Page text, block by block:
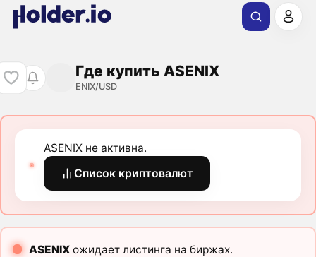
Где купить ASENIX
ENIX/USD
ASENIX не активна.
Список криптовалют
ASENIXожидает листинга на биржах.